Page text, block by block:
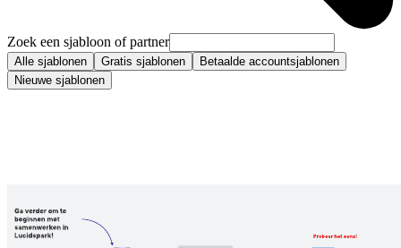
Zoek een sjabloon of partner
Alle sjablonen Gratis sjablonen
Betaalde accountsjablonen
Nieuwe sjablonen